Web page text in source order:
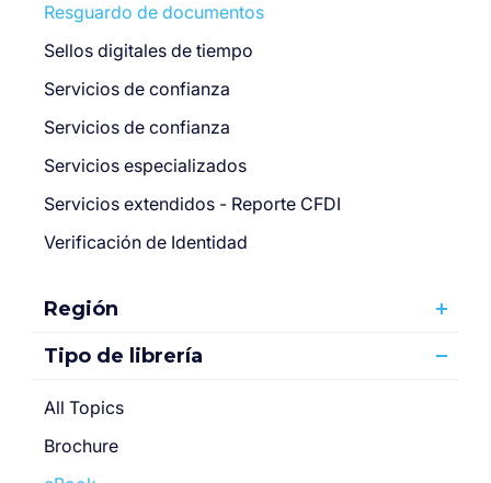
Resguardo de documentos
Sellos digitales de tiempo
Servicios de confianza
Servicios de confianza
Servicios especializados
Servicios extendidos - Reporte CFDI
Verificación de Identidad
Región
Tipo de librería
All Topics
Brochure